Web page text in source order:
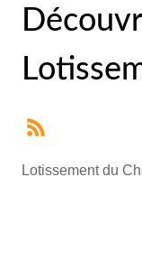
Lotissement du